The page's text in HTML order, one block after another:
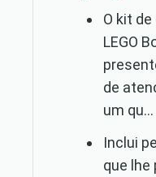
O kit
LEGO
de
um qu...
Inclui
que lhe